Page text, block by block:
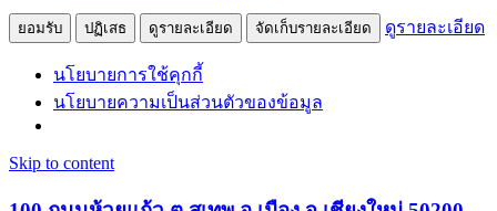
ยอมรับ ปฏิเสธ ดูรายละเอียด จัดเก็บรายละเอียด ดูรายละเอียด
นโยบายการใช้คุกกี้
นโยบายความเป็นส่วนตัวของข้อมูล
Skip to content